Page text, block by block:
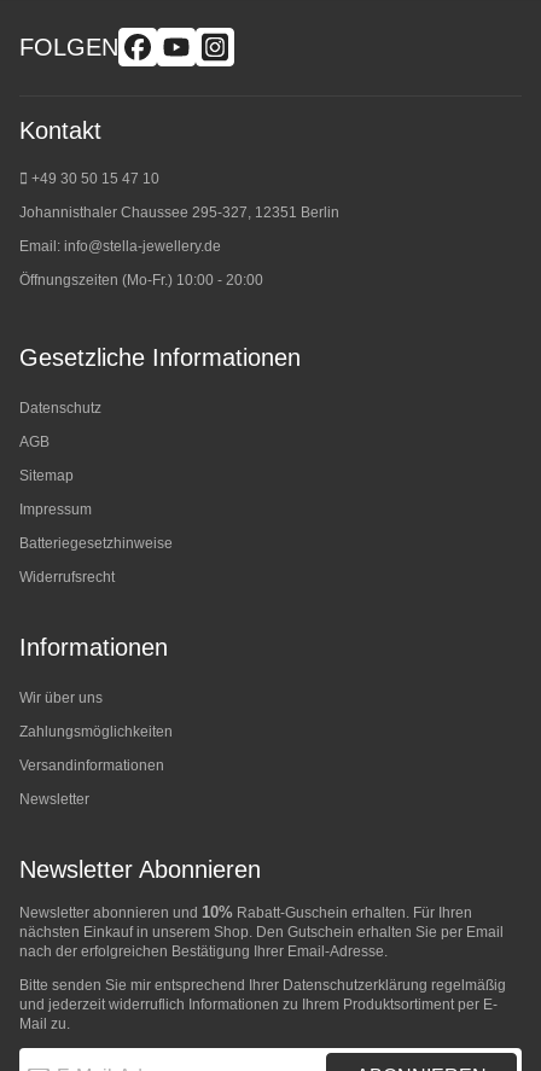
FOLGEN
Kontakt
+49 30 50 15 47 10
Johannisthaler Chaussee 295-327, 12351 Berlin
Email: info@stella-jewellery.de
Öffnungszeiten (Mo-Fr.) 10:00 - 20:00
Gesetzliche Informationen
Datenschutz
AGB
Sitemap
Impressum
Batteriegesetzhinweise
Widerrufsrecht
Informationen
Wir über uns
Zahlungsmöglichkeiten
Versandinformationen
Newsletter
Newsletter Abonnieren
Newsletter abonnieren und 10% Rabatt-Guschein erhalten. Für Ihren
nächsten Einkauf in unserem Shop. Den Gutschein erhalten Sie per Email
nach der erfolgreichen Bestätigung Ihrer Email-Adresse.
Bitte senden Sie mir entsprechend Ihrer Datenschutzerklärung regelmäßig
und jederzeit widerruflich Informationen zu Ihrem Produktsortiment per E-
Mail zu.